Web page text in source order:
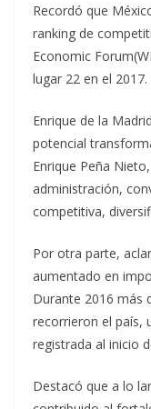
Recordó que
ranking de
Economic
lugar 22 en el 2017.
Enrique de la
potencial
Enrique Peña
administración,
competitiva,
Por otra parte,
aumentado en
Durante 2016 más
recorrieron el país,
registrada al inicio
Destacó que a lo